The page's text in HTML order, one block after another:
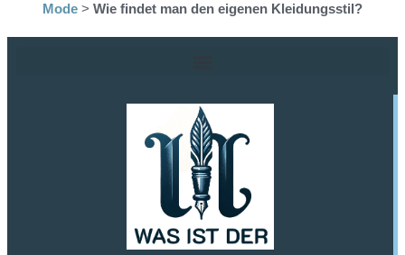
Mode > Wie findet man den eigenen Kleidungsstil?